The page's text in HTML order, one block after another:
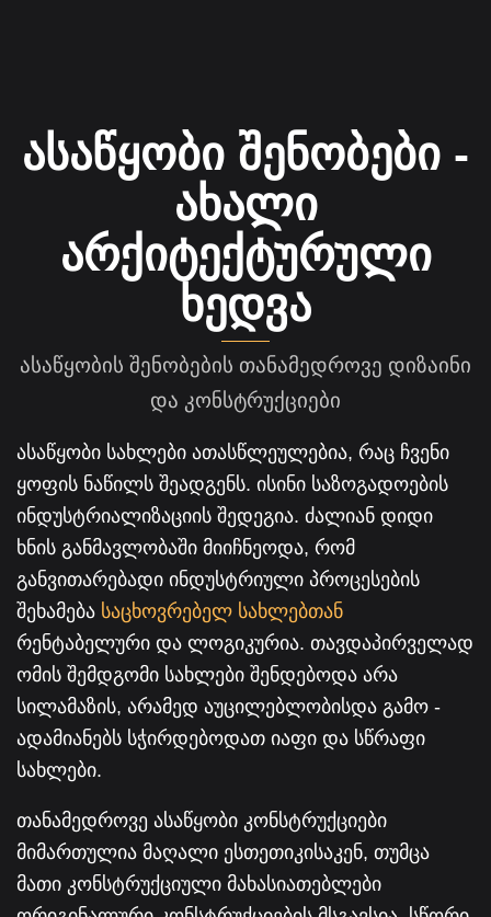
ასაწყობი შენობები -
ახალი
არქიტექტურული
ხედვა
ასაწყობის შენობების თანამედროვე დიზაინი
და კონსტრუქციები
ასაწყობი სახლები ათასწლეულებია, რაც ჩვენი
ყოფის ნაწილს შეადგენს. ისინი საზოგადოების
ინდუსტრიალიზაციის შედეგია. ძალიან დიდი
ხნის განმავლობაში მიიჩნეოდა, რომ
განვითარებადი ინდუსტრიული პროცესების
შეხამება საცხოვრებელ სახლებთან
რენტაბელური და ლოგიკურია. თავდაპირველად
ომის შემდგომი სახლები შენდებოდა არა
სილამაზის, არამედ აუცილებლობისდა გამო -
ადამიანებს სჭირდებოდათ იაფი და სწრაფი
სახლები.
თანამედროვე ასაწყობი კონსტრუქციები
მიმართულია მაღალი ესთეთიკისაკენ, თუმცა
მათი კონსტრუქციული მახასიათებლები